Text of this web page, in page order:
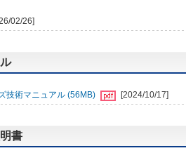
02/26]
技術マニュアル (56MB) [2024/10/17]
書